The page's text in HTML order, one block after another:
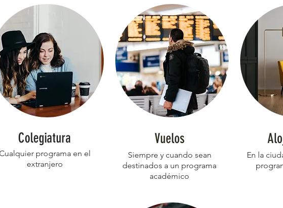
Colegiatura
programa en el
extranjero
Vuelos
Siempre y cuando sean
destinados a un programa
académico
En la